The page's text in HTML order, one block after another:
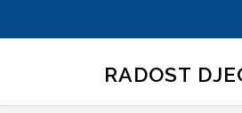
RADOST